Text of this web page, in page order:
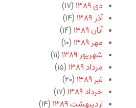
دی ۱۳۸۹
(۱۷)
آذر ۱۳۸۹
(۱۴)
آبان ۱۳۸۹
(۱۴)
مهر ۱۳۸۹
(۱۰)
شهریور ۱۳۸۹
(۱۱)
مرداد ۱۳۸۹
(۱۵)
تیر ۱۳۸۹
(۲۰)
خرداد ۱۳۸۹
(۱۷)
اردیبهشت ۱۳۸۹
(۱۴)